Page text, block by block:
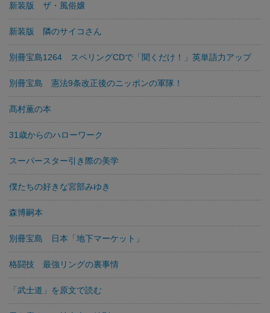
新装版 ザ・風俗嬢
新装版 隣のサイコさん
別冊宝島1264 スペリングCDで「聞くだけ！」英単語力アップ
別冊宝島 憲法9条改正後のニッポンの軍隊！
髙村薫の本
31歳からのハローワーク
スーパースター引き際の美学
僕たちの好きな宮部みゆき
森博嗣本
別冊宝島 日本「地下マーケット」
格闘技 最強リングの裏事情
「武士道」を原文で読む